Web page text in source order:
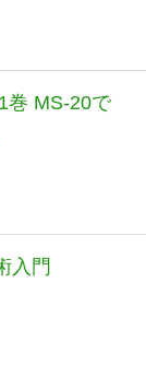
巻 MS-20で
入門